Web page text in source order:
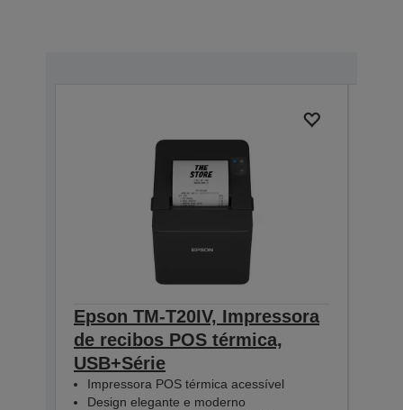
Epson TM-T20IV, Impressora
de recibos POS térmica,
USB+Série
Impressora POS térmica acessível
Design elegante e moderno